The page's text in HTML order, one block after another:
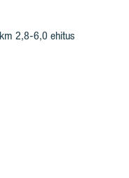
2,8-6,0 ehitus